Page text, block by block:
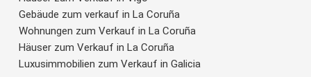
Gebäude zum verkauf in La Coruña
Wohnungen zum Verkauf in La Coruña
Häuser zum Verkauf in La Coruña
Luxusimmobilien zum Verkauf in Galicia